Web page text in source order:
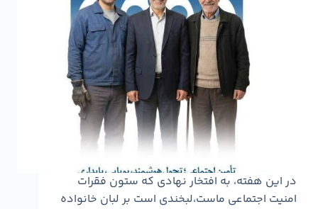
در این هفته، به افتخار نهادی که ستون فقرات
امنیت اجتماعی ماست،لبخندی است بر لبان خانواده